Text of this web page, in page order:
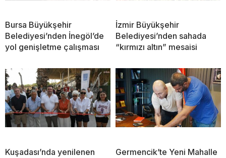
Bursa Büyükşehir
Belediyesi’nden İnegöl’de
yol genişletme çalışması
İzmir Büyükşehir
Belediyesi’nden sahada
“kırmızı altın” mesaisi
Kuşadası’nda yenilenen
Germencik’te Yeni Mahalle